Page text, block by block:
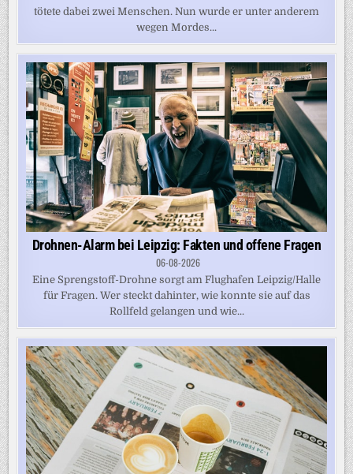
tötete dabei zwei Menschen. Nun wurde er unter anderem
wegen Mordes...
Drohnen-Alarm bei Leipzig: Fakten und offene Fragen
06-08-2026
Eine Sprengstoff-Drohne sorgt am Flughafen Leipzig/Halle
für Fragen. Wer steckt dahinter, wie konnte sie auf das
Rollfeld gelangen und wie...